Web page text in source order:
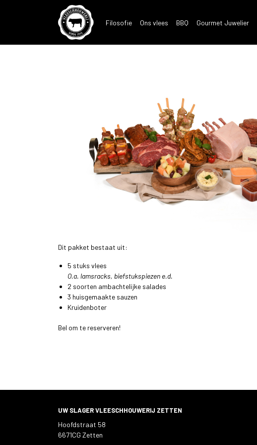
Filosofie Ons vlees BBQ Gourmet Juwelier
Dit pakket bestaat uit:
5 stuks vlees
O.a. lamsracks, biefstukspiezen e.d.
2 soorten ambachtelijke salades
3 huisgemaakte sauzen
Kruidenboter
Bel om te reserveren!
UW SLAGER VLEESCHHOUWERIJ ZETTEN
Hoofdstraat 58
6671CG Zetten